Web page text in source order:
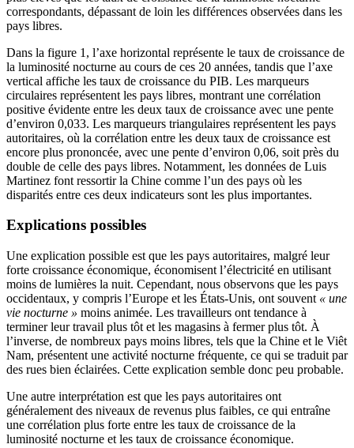
correspondants, dépassant de loin les différences observées dans les
pays libres.
Dans la figure 1, l’axe horizontal représente le taux de croissance de
la luminosité nocturne au cours de ces 20 années, tandis que l’axe
vertical affiche les taux de croissance du PIB. Les marqueurs
circulaires représentent les pays libres, montrant une corrélation
positive évidente entre les deux taux de croissance avec une pente
d’environ 0,033. Les marqueurs triangulaires représentent les pays
autoritaires, où la corrélation entre les deux taux de croissance est
encore plus prononcée, avec une pente d’environ 0,06, soit près du
double de celle des pays libres. Notamment, les données de Luis
Martinez font ressortir la Chine comme l’un des pays où les
disparités entre ces deux indicateurs sont les plus importantes.
Explications possibles
Une explication possible est que les pays autoritaires, malgré leur
forte croissance économique, économisent l’électricité en utilisant
moins de lumières la nuit. Cependant, nous observons que les pays
occidentaux, y compris l’Europe et les États-Unis, ont souvent « une
vie nocturne » moins animée. Les travailleurs ont tendance à
terminer leur travail plus tôt et les magasins à fermer plus tôt. À
l’inverse, de nombreux pays moins libres, tels que la Chine et le Viêt
Nam, présentent une activité nocturne fréquente, ce qui se traduit par
des rues bien éclairées. Cette explication semble donc peu probable.
Une autre interprétation est que les pays autoritaires ont
généralement des niveaux de revenus plus faibles, ce qui entraîne
une corrélation plus forte entre les taux de croissance de la
luminosité nocturne et les taux de croissance économique.